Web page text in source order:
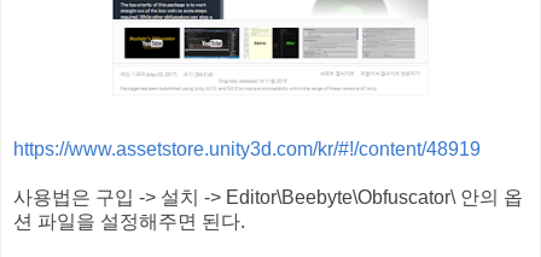
https://www.assetstore.unity3d.com/kr/#!/content/48919
사용법은 구입 -> 설치 -> Editor\Beebyte\Obfuscator\ 안의 옵
션 파일을 설정해주면 된다.